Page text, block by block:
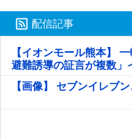
配信記事
【イオンモール熊本】
避難誘導の証言が複数」
疑い
【画像】 セブンイレブ